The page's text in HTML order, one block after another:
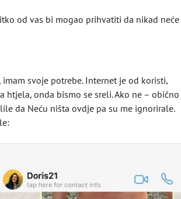
od vas bi mogao prihvatiti da nikad neće
svoje potrebe. Internet je od koristi,
htjela, onda bismo se sreli. Ako ne – obično
da Neću ništa ovdje pa su me ignorirale.